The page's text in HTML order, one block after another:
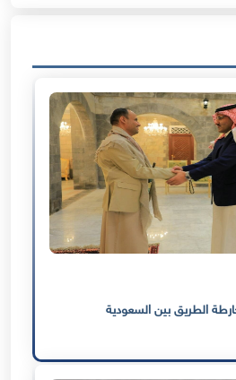
الطريق بين السعودية